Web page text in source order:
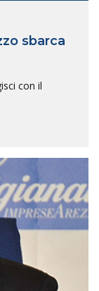
sbarca
con il